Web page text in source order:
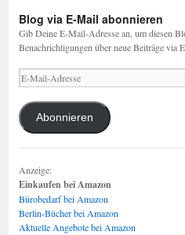
Blog via E-Mail abonnieren
Gib Deine E-Mail-Adresse an, um diesen
Benachrichtigungen über neue Beiträge via
E-
Mail-
Adresse
Abonnieren
Anzeige:
Einkaufen bei Amazon
Bürobedarf bei Amazon
Berlin-Bücher bei Amazon
Aktuelle Angebote bei Amazon